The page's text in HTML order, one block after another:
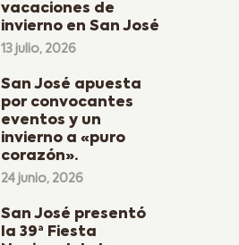
vacaciones de
invierno en San José
13 julio, 2026
San José apuesta
por convocantes
eventos y un
invierno a «puro
corazón».
24 junio, 2026
San José presentó
la 39ª Fiesta